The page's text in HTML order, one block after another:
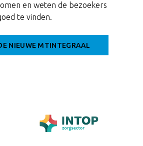
en weten de bezoekers
te vinden.
NIEUWE MTINTEGRAAL